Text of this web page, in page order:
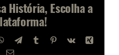
História, Escolha a
WhatsApp
TelegramTumblr Pinterest
Vk
Xing
E-